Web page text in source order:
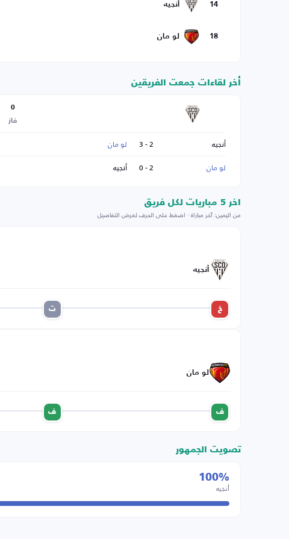
14 أنجيه
18 لو مان
أخر لقاءات جمعت الفريقين
0
فاز
أنجيه 2 - 3 لو مان
لو مان
2 - 0 أنجيه
اخر 5 مباريات لكل فريق
من اليمين: آخر مباراة · اضغط على الحرف لعرض التفاصيل
أنجيه
خ ت
لو مان
ف ف
تصويت الجمهور
100%
أنجيه